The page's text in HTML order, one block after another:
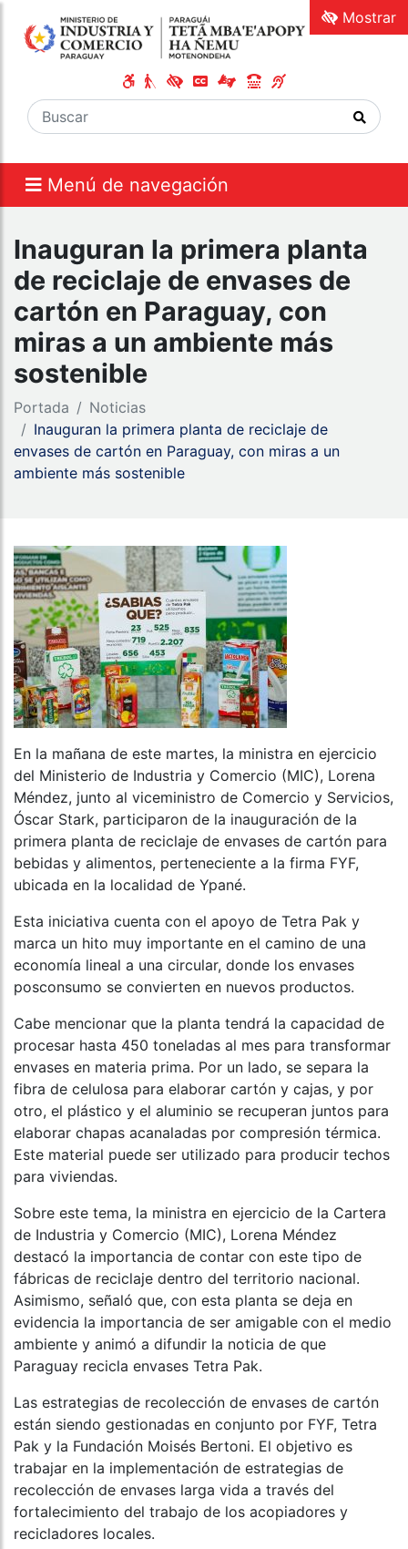
Menú de navegación
Mostrar
Inauguran la primera planta
de reciclaje de envases de
cartón en Paraguay, con
miras a un ambiente más
sostenible
Portada
Noticias
Inauguran la primera planta de reciclaje de
envases de cartón en Paraguay, con miras a un
ambiente más sostenible
En la mañana de este martes, la ministra en ejercicio
del Ministerio de Industria y Comercio (MIC), Lorena
Méndez, junto al viceministro de Comercio y Servicios,
Óscar Stark, participaron de la inauguración de la
primera planta de reciclaje de envases de cartón para
bebidas y alimentos, perteneciente a la firma FYF,
ubicada en la localidad de Ypané.
Esta iniciativa cuenta con el apoyo de Tetra Pak y
marca un hito muy importante en el camino de una
economía lineal a una circular, donde los envases
posconsumo se convierten en nuevos productos.
Cabe mencionar que la planta tendrá la capacidad de
procesar hasta 450 toneladas al mes para transformar
envases en materia prima. Por un lado, se separa la
fibra de celulosa para elaborar cartón y cajas, y por
otro, el plástico y el aluminio se recuperan juntos para
elaborar chapas acanaladas por compresión térmica.
Este material puede ser utilizado para producir techos
para viviendas.
Sobre este tema, la ministra en ejercicio de la Cartera
de Industria y Comercio (MIC), Lorena Méndez
destacó la importancia de contar con este tipo de
fábricas de reciclaje dentro del territorio nacional.
Asimismo, señaló que, con esta planta se deja en
evidencia la importancia de ser amigable con el medio
ambiente y animó a difundir la noticia de que
Paraguay recicla envases Tetra Pak.
Las estrategias de recolección de envases de cartón
están siendo gestionadas en conjunto por FYF, Tetra
Pak y la Fundación Moisés Bertoni. El objetivo es
trabajar en la implementación de estrategias de
recolección de envases larga vida a través del
fortalecimiento del trabajo de los acopiadores y
recicladores locales.